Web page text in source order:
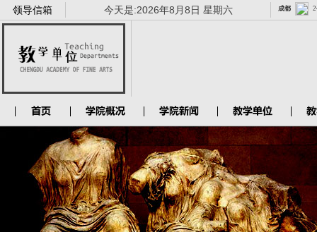
领导信箱 今天是:2026年8月8日 星期六